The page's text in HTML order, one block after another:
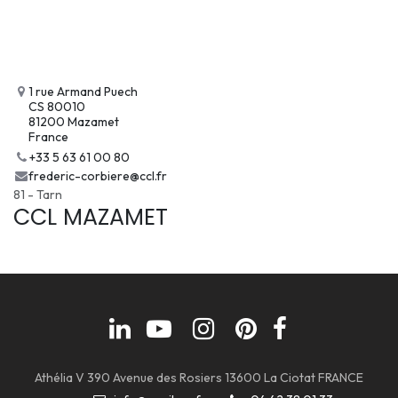
1 rue Armand Puech
CS 80010
81200 Mazamet
France
+33 5 63 61 00 80
frederic-corbiere@ccl.fr
81 - Tarn
CCL MAZAMET
Athélia V 390 Avenue des Rosiers 13600 La Ciotat FRANCE